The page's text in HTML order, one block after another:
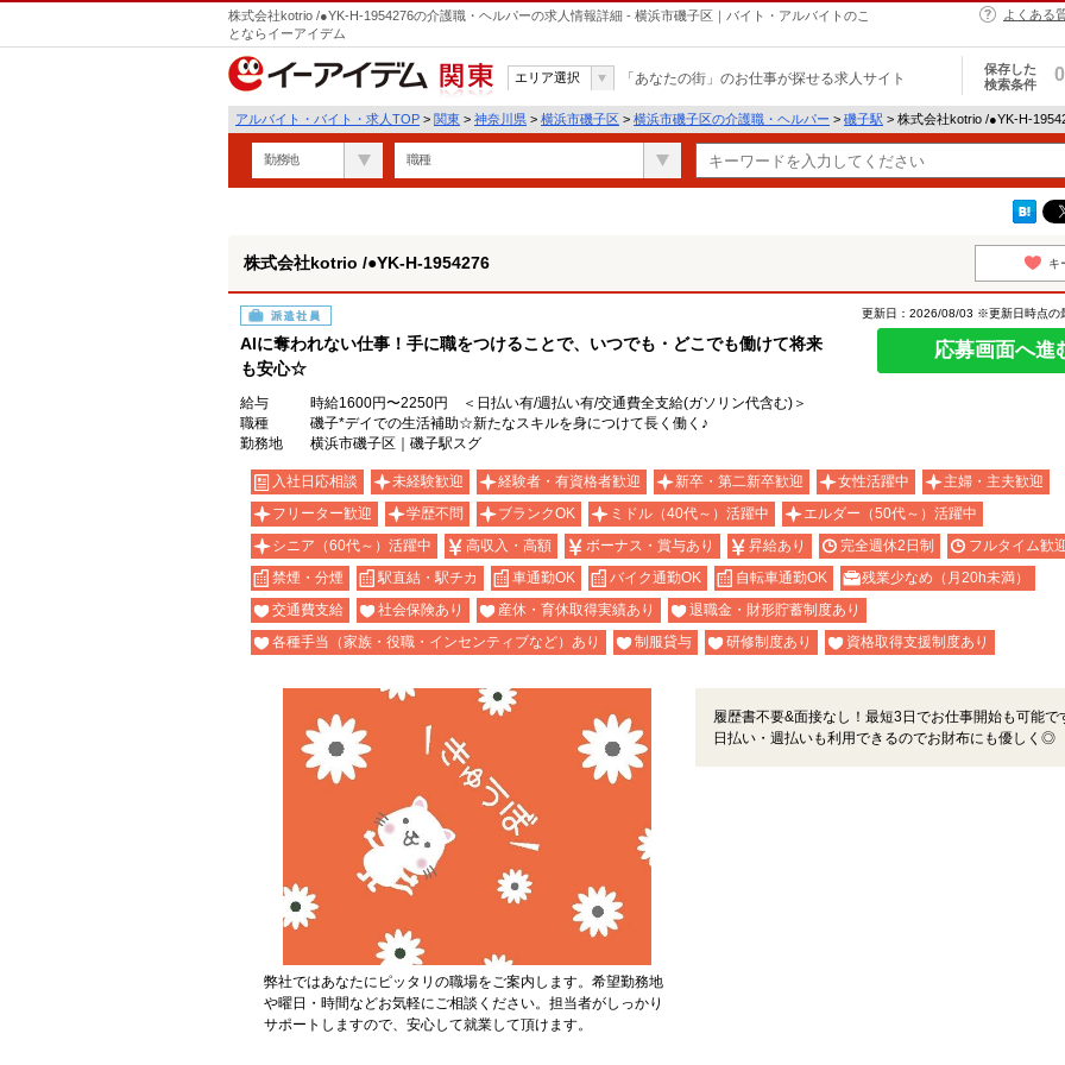
株式会社kotrio /●YK-H-1954276の介護職・ヘルパーの求人情報詳細 - 横浜市磯子区｜バイト・アルバイトのこ
とならイーアイデム
よくある
関東
エリア選択 「あなたの街」のお仕事が探せる求人サイト
保存した
検索条件
0
アルバイト・バイト・求人TOP > 関東 > 神奈川県 > 横浜市磯子区 > 横浜市磯子区の介護職・ヘルパー > 磯子駅 > 株式会社kotrio /●YK-H-
勤務地 職種
株式会社kotrio /●YK-H-1954276 キ
派遣社員
AIに奪われない仕事！手に職をつけることで、いつでも・どこでも働けて将来
も安心☆
更新日：2026/08/03 ※更新日時点の
応募画面へ進
給与
時給1600円〜2250円 ＜日払い有/週払い有/交通費全支給(ガソリン代含む)＞
職種
磯子*デイでの生活補助☆新たなスキルを身につけて長く働く♪
勤務地
横浜市磯子区｜磯子駅スグ
入社日応相談 未経験歓迎 経験者・有資格者歓迎 新卒・第二新卒歓迎 女性活躍中
主婦・主夫歓迎
フリーター歓迎
学歴不問 ブランクOK ミドル（40代～）活躍中
エルダー（50代～）活躍中
シニア（60代～）活躍中
高収入・高額 ボーナス・賞与あり 昇給あり 完全週休2日制
フルタイム歓
禁煙・分煙
駅直結・駅チカ 車通勤OK バイク通勤OK 自転車通勤OK
残業少なめ（月20h未満）
交通費支給
社会保険あり 産休・育休取得実績あり
退職金・財形貯蓄制度あり
各種手当（家族・役職・インセンティブなど）あり
制服貸与 研修制度あり 資格取得支援制度あり
弊社ではあなたにピッタリの職場をご案内します。希望勤務地
や曜日・時間などお気軽にご相談ください。担当者がしっかり
サポートしますので、安心して就業して頂けます。
履歴書不要&面接なし！最短3日でお仕事開始も可能
日払い・週払いも利用できるのでお財布にも優しく◎